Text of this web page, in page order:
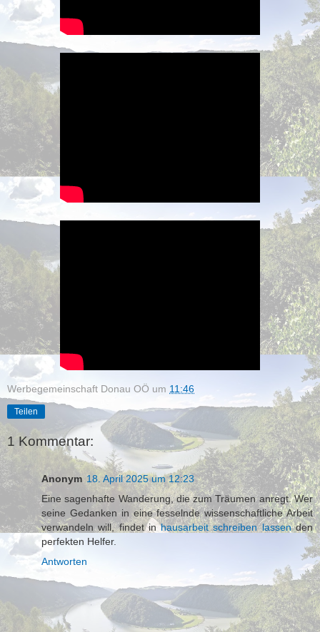
Werbegemeinschaft Donau OÖ um 11:46
Teilen
1 Kommentar:
Anonym 18. April 2025 um 12:23
Eine sagenhafte Wanderung, die zum Träumen anregt. Wer
seine Gedanken in eine fesselnde wissenschaftliche Arbeit
verwandeln will, findet inhausarbeit schreiben lassenden
perfekten Helfer.
Antworten